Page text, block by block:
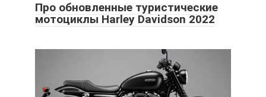
Про обновленные туристические
мотоциклы Harley Davidson 2022